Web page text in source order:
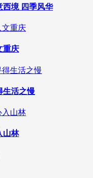
西境 四季风华
重庆
生活之慢
山林